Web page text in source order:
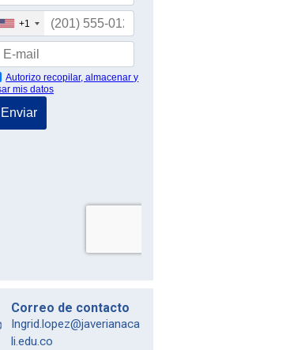
Correo de contacto
Ingrid.lopez@javerianaca
li.edu.co